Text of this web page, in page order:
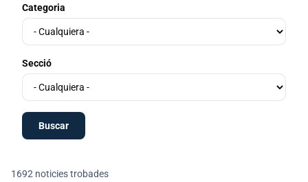
Categoria
Secció
1692 noticies trobades